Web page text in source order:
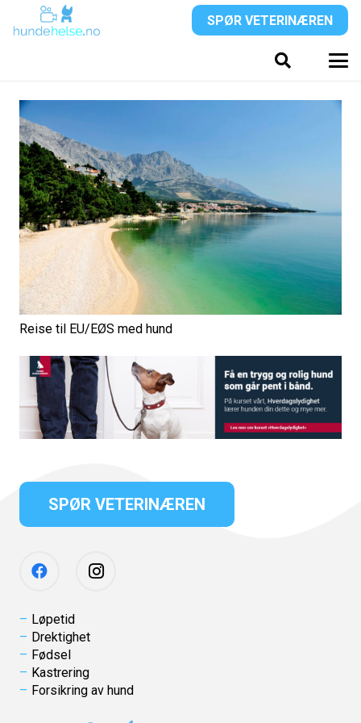
SPØR VETERINÆREN
Reise til EU/EØS med hund
SPØR VETERINÆREN
Løpetid
Drektighet
Fødsel
Kastrering
Forsikring av hund